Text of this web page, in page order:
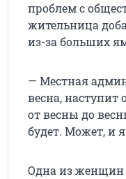
проблем с
жительница
из-за больших
— Местная
весна,
от весны до
будет. Может, и
Одна из женщин